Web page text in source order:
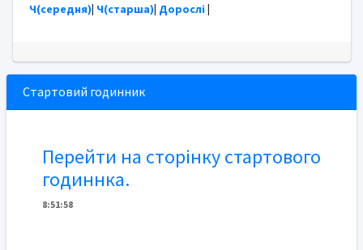
Ч(середня)| Ч(старша)| Дорослі|
Стартовий годинник
Перейти на сторінку стартового
годиннка.
8:51:58